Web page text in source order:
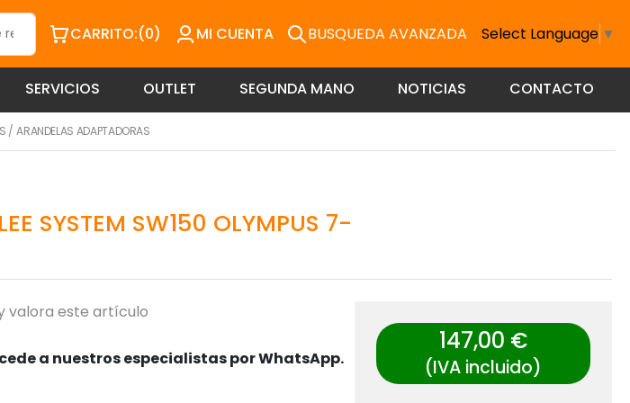
CARRITO:(0) MI CUENTA BUSQUEDA AVANZADA Select Language ▼
SERVICIOS OUTLET SEGUNDA MANO NOTICIAS CONTACTO
/ARANDELAS ADAPTADORAS
SYSTEM SW150 OLYMPUS 7-
valora este artículo
a nuestros especialistas por WhatsApp.
147,00 €
(IVA incluido)